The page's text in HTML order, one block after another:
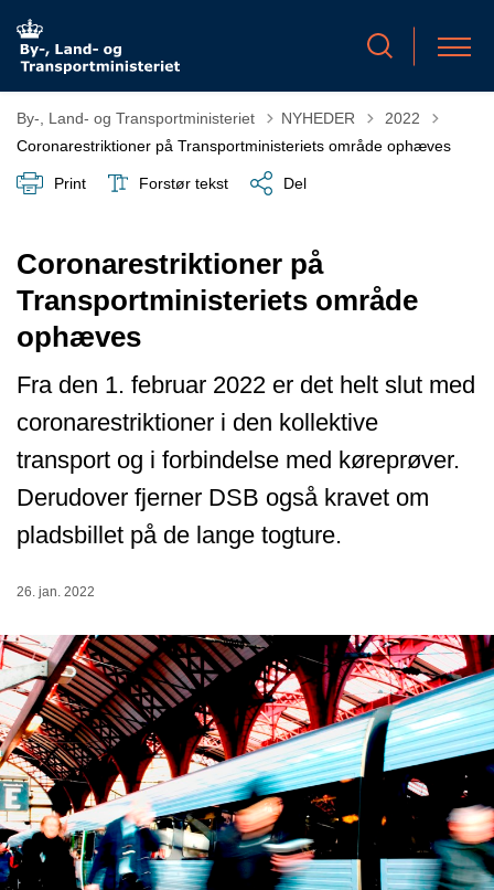
By-, Land- og Transportministeriet NYHEDER Tilbage til
2022
Coronarestriktioner på Transportministeriets område ophæves
Print Forstør tekst Del
Coronarestriktioner på
Transportministeriets område
ophæves
Fra den 1. februar 2022 er det helt slut med
coronarestriktioner i den kollektive
transport og i forbindelse med køreprøver.
Derudover fjerner DSB også kravet om
pladsbillet på de lange togture.
26. jan. 2022